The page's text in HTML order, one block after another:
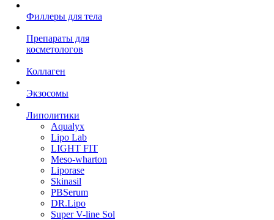
Филлеры для тела
Препараты для
косметологов
Коллаген
Экзосомы
Липолитики
Aqualyx
Lipo Lab
LIGHT FIT
Meso-wharton
Liporase
Skinasil
PBSerum
DR.Lipo
Super V-line Sol